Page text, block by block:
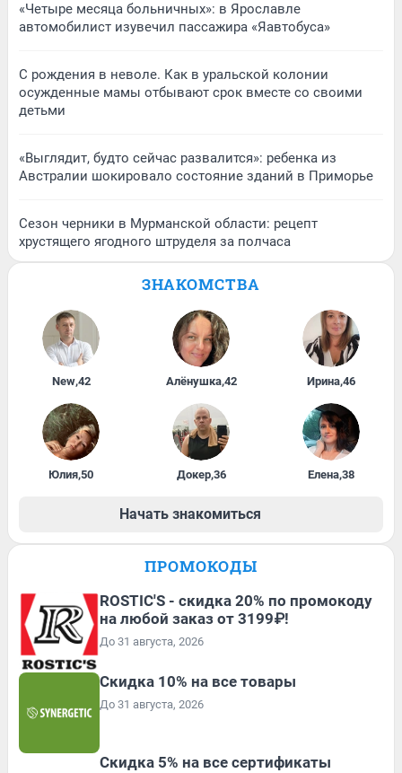
«Четыре месяца больничных»: в Ярославле
автомобилист изувечил пассажира «Яавтобуса»
С рождения в неволе. Как в уральской колонии
осужденные мамы отбывают срок вместе со своими
детьми
«Выглядит, будто сейчас развалится»: ребенка из
Австралии шокировало состояние зданий в Приморье
Сезон черники в Мурманской области: рецепт
хрустящего ягодного штруделя за полчаса
ЗНАКОМСТВА
New,42 Алёнушка,42 Ирина,46
Юлия,50 Докер,36 Елена,38
Начать знакомиться
ПРОМОКОДЫ
ROSTIC'S - скидка 20% по промокоду
на любой заказ от 3199₽!
До 31 августа, 2026
Скидка 10% на все товары
До 31 августа, 2026
Скидка 5% на все сертификаты